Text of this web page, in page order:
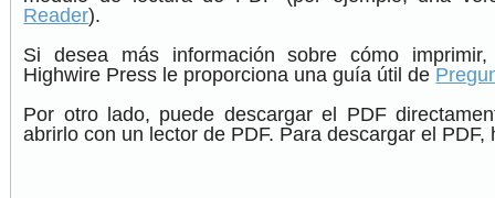
Reader).
Si desea más información sobre cómo
Highwire Press le proporciona una guía útil de
Por otro lado, puede descargar el PDF
abrirlo con un lector de PDF. Para descargar el